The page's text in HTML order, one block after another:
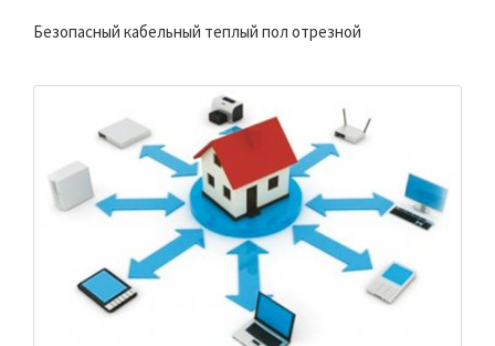
Безопасный кабельный теплый пол отрезной